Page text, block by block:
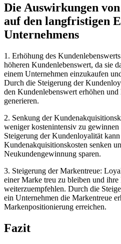
Die Auswirkungen
auf den langfristigen
Unternehmens
1. Erhöhung des
höheren Kundenlebenswert, da sie
einem Unternehmen einzukaufen
Durch die Steigerung der
den Kundenlebenswert erhöhen
generieren.
2. Senkung der
weniger kostenintensiv zu
Steigerung der Kundenloyalität
Kundenakquisitionskosten senken
Neukundengewinnung sparen.
3. Steigerung der Markentreue:
einer Marke treu zu bleiben und
weiterzuempfehlen. Durch die
ein Unternehmen die Markentreue
Markenpositionierung erreichen.
Fazit